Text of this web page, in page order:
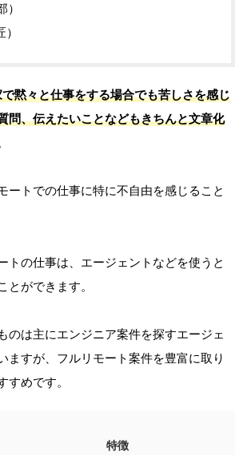
黙々と仕事をする場合でも苦しさを感じ
問、伝えたいことなどもきちんと文章化
ートでの仕事に特に不自由を感じること
トの仕事は、エージェントなどを使うと
とができます。
のは主にエンジニア案件を探すエージェ
ますが、フルリモート案件を豊富に取り
すめです。
特徴